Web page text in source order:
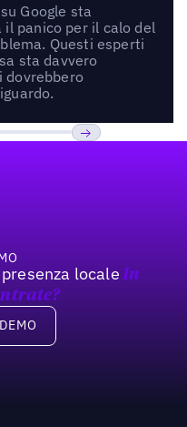
Google sta
panico per il calo del
Questi esperti
sta davvero
dovrebbero
locale In